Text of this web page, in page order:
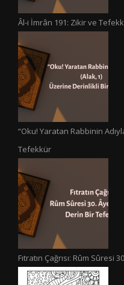
Âl-i İmrân 191: Zikir ve
“Oku! Yaratan Rabbinin
Tefekkür
Fıtratın Çağrısı: Rûm